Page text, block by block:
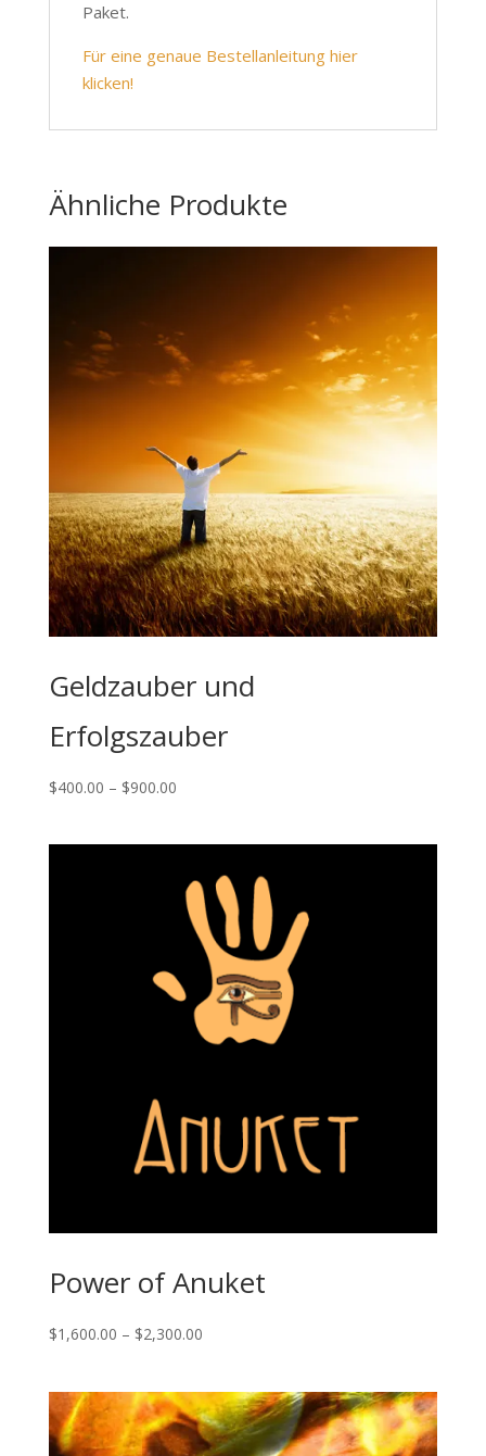
Paket.
Für eine genaue Bestellanleitung hier
klicken!
Ähnliche Produkte
Geldzauber und
Erfolgszauber
$400.00 – $900.00Price
$900.00
Power of Anuket
$1,600.00 – $2,300.00Price
through
$2,300.00